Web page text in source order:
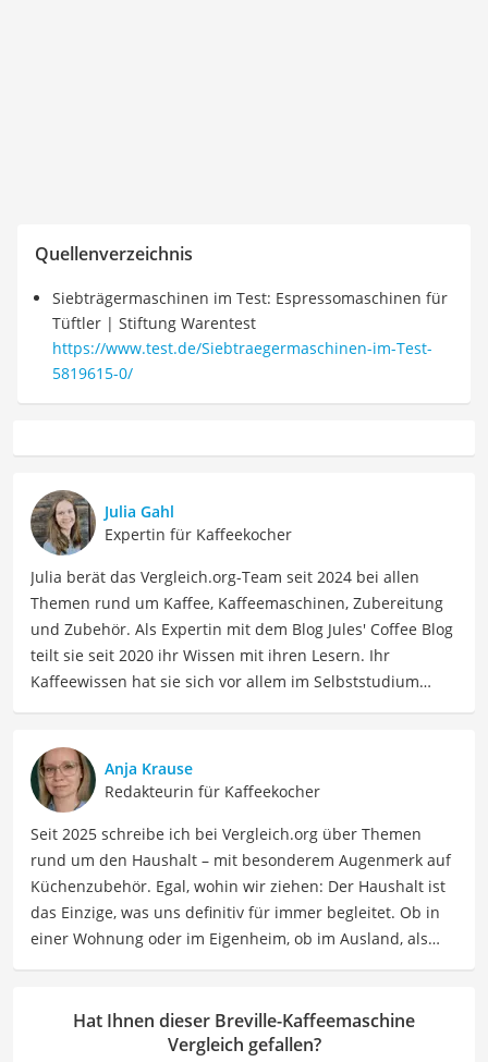
Quellenverzeichnis
Siebträgermaschinen im Test: Espressomaschinen für
Tüftler | Stiftung Warentest
https://www.test.de/Siebtraegermaschinen-im-Test-
5819615-0/
Julia Gahl
Expertin für Kaffeekocher
Julia berät das Vergleich.org-Team seit 2024 bei allen
Themen rund um Kaffee, Kaffeemaschinen, Zubereitung
und Zubehör. Als Expertin mit dem Blog Jules' Coffee Blog
teilt sie seit 2020 ihr Wissen mit ihren Lesern. Ihr
Kaffeewissen hat sie sich vor allem im Selbststudium
Thema besucht, z.B. eine Latte-Art-Schulung bei der
Rösterei Heilandt und eine Sensorik-Schulung der
Specialty Coffee Association bei der Bonner Kaffeeschule.
Wenn sie nicht über Kaffee schreibt, kann sie sich mit
ihren Freundinnen stundenlang über die gemeinsamen
Disney-Lieblingsfilme (insbesondere aus den 90ern)
unterhalten.
Der Breville-Kaffeemaschine-Vergleich ist aus unserer
Anja Krause
Redakteurin für Kaffeekocher
Seit 2025 schreibe ich bei Vergleich.org über Themen
rund um den Haushalt – mit besonderem Augenmerk auf
Küchenzubehör. Egal, wohin wir ziehen: Der Haushalt ist
das Einzige, was uns definitiv für immer begleitet. Ob in
einer Wohnung oder im Eigenheim, ob im Ausland, als
Erfahrung heraus berichte ich über Produkte und
Lösungen, die den Alltag erleichtern und praktische
Hat Ihnen dieser Breville-Kaffeemaschine
Vergleich gefallen?